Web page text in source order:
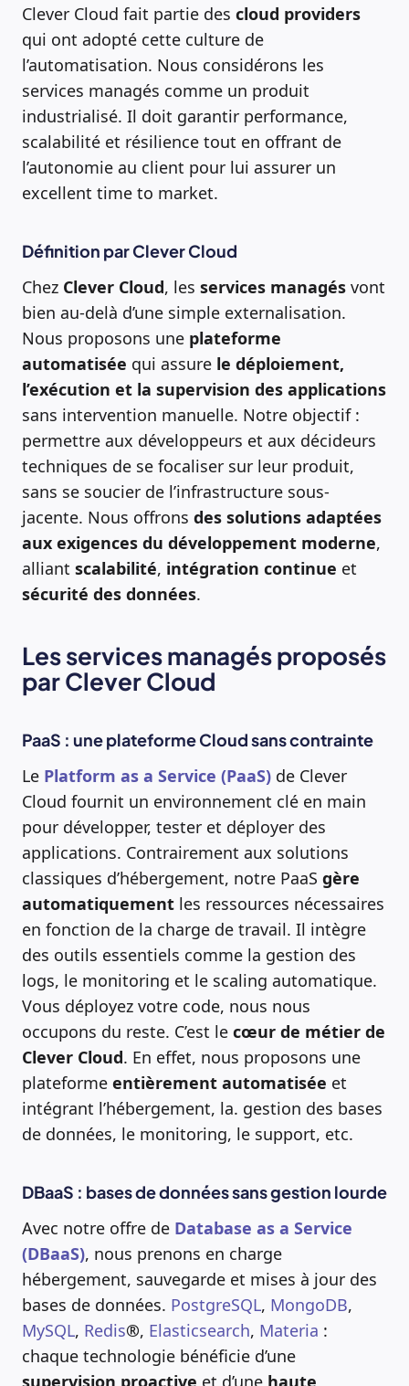
Clever Cloud fait partie des cloud providers
qui ont adopté cette culture de
l’automatisation. Nous considérons les
services managés comme un produit
industrialisé. Il doit garantir performance,
scalabilité et résilience tout en offrant de
l’autonomie au client pour lui assurer un
excellent time to market.
Définition par Clever Cloud
Chez Clever Cloud, les services managés vont
bien au-delà d’une simple externalisation.
Nous proposons une plateforme
automatisée qui assure le déploiement,
l’exécution et la supervision des applications
sans intervention manuelle. Notre objectif :
permettre aux développeurs et aux décideurs
techniques de se focaliser sur leur produit,
sans se soucier de l’infrastructure sous-
jacente. Nous offrons des solutions adaptées
aux exigences du développement moderne,
alliant scalabilité, intégration continue et
sécurité des données.
Les services managés proposés
par Clever Cloud
PaaS : une plateforme Cloud sans contrainte
Le Platform as a Service (PaaS) de Clever
Cloud fournit un environnement clé en main
pour développer, tester et déployer des
applications. Contrairement aux solutions
classiques d’hébergement, notre PaaS gère
automatiquement les ressources nécessaires
en fonction de la charge de travail. Il intègre
des outils essentiels comme la gestion des
logs, le monitoring et le scaling automatique.
Vous déployez votre code, nous nous
occupons du reste. C’est le cœur de métier de
Clever Cloud. En effet, nous proposons une
plateforme entièrement automatisée et
intégrant l’hébergement, la. gestion des bases
de données, le monitoring, le support, etc.
DBaaS : bases de données sans gestion lourde
Avec notre offre de Database as a Service
(DBaaS), nous prenons en charge
hébergement, sauvegarde et mises à jour des
bases de données. PostgreSQL, MongoDB,
MySQL, Redis®, Elasticsearch, Materia :
chaque technologie bénéficie d’une
supervision proactive et d’une haute